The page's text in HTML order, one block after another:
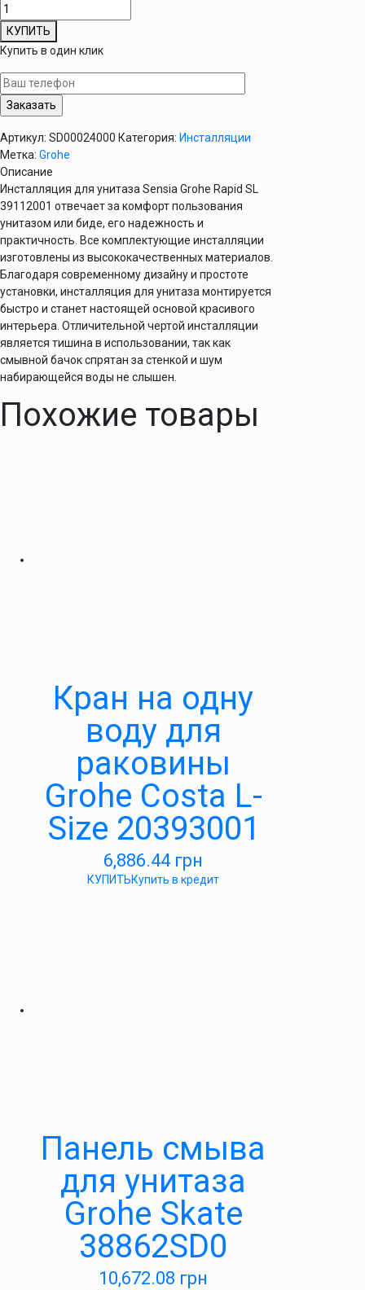
Количество
товара
Инсталляция
для
унитаза
Grohe
Rapid
Sensia
39112001
КУПИТЬ
Купить в один клик
Артикул: SD00024000 Категория: Инсталляции
Метка: Grohe
Описание
Инсталляция для унитаза Sensia Grohe Rapid SL
39112001 отвечает за комфорт пользования
унитазом или биде, его надежность и
практичность. Все комплектующие инсталляции
изготовлены из высококачественных материалов.
Благодаря современному дизайну и простоте
установки, инсталляция для унитаза монтируется
быстро и станет настоящей основой красивого
интерьера. Отличительной чертой инсталляции
является тишина в использовании, так как
смывной бачок спрятан за стенкой и шум
набирающейся воды не слышен.
Похожие товары
Кран на одну
воду для
раковины
Grohe Costa L-
Size 20393001
6,886.44 грн
КУПИТЬКупить в кредит
Панель смыва
для унитаза
Grohe Skate
38862SD0
10,672.08 грн